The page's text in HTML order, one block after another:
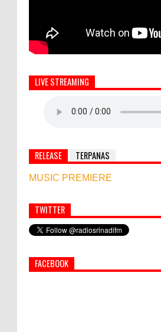
LIVE STREAMING
RELEASE TERPANAS
MUSIC PREMIERE
Simbol Persahabatan, RI Bangun
Afghanistan
PEMKAB KLUNGKUNG
TWITTER
FACEBOOK